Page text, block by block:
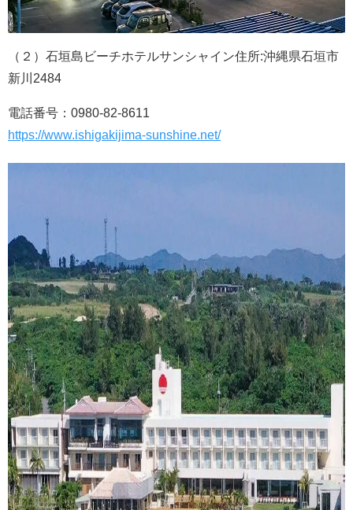
（２）石垣島ビーチホテルサンシャイン住所:沖縄県石垣市
新川2484
電話番号：0980-82-8611
https://www.ishigakijima-sunshine.net/